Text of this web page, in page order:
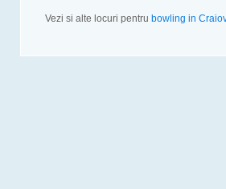
Vezi si alte locuri pentru bowling in